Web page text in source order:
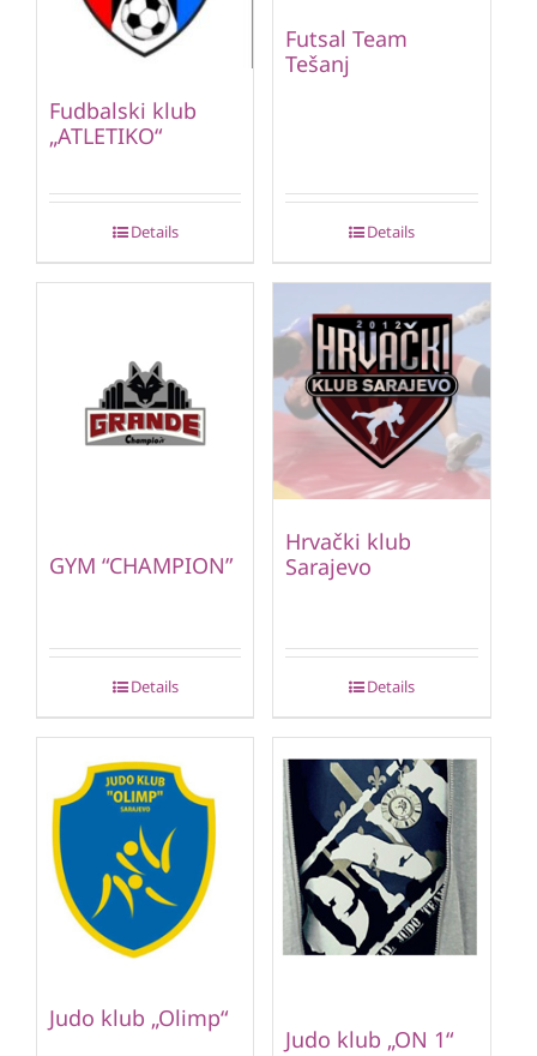
Fudbalski klub
„ATLETIKO“
Details
Futsal Team
Tešanj
Details
GYM “CHAMPION”
Details
Hrvački klub
Sarajevo
Details
Judo klub „Olimp“
Judo klub „ON 1“